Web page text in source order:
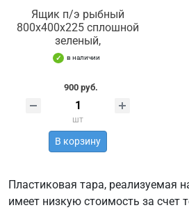
Ящик п/э рыбный
800х400х225 сплошной
зеленый,
в наличии
900 руб.
шт
В корзину
Пластиковая тара, реализуемая
имеет низкую стоимость за счет